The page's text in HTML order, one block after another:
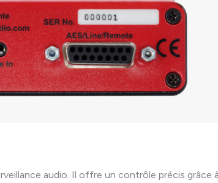
audio. Il offre un contrôle précis grâce à